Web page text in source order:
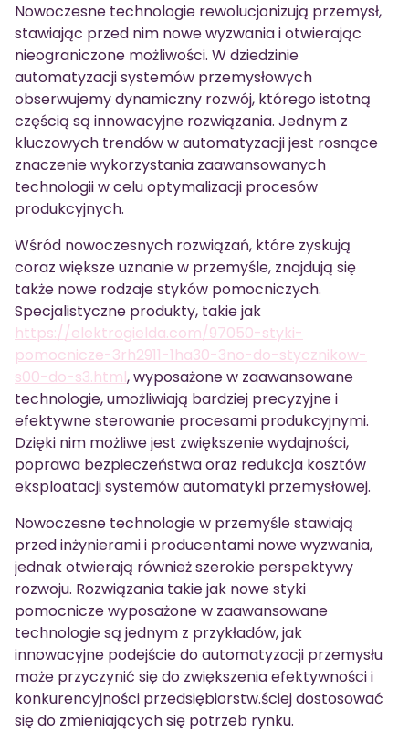
Nowoczesne technologie rewolucjonizują przemysł,
stawiając przed nim nowe wyzwania i otwierając
nieograniczone możliwości. W dziedzinie
automatyzacji systemów przemysłowych
obserwujemy dynamiczny rozwój, którego istotną
częścią są innowacyjne rozwiązania. Jednym z
kluczowych trendów w automatyzacji jest rosnące
znaczenie wykorzystania zaawansowanych
technologii w celu optymalizacji procesów
produkcyjnych.
Wśród nowoczesnych rozwiązań, które zyskują
coraz większe uznanie w przemyśle, znajdują się
także nowe rodzaje styków pomocniczych.
Specjalistyczne produkty, takie jak
https://elektrogielda.com/97050-styki-
pomocnicze-3rh2911-1ha30-3no-do-stycznikow-
s00-do-s3.html, wyposażone w zaawansowane
technologie, umożliwiają bardziej precyzyjne i
efektywne sterowanie procesami produkcyjnymi.
Dzięki nim możliwe jest zwiększenie wydajności,
poprawa bezpieczeństwa oraz redukcja kosztów
eksploatacji systemów automatyki przemysłowej.
Nowoczesne technologie w przemyśle stawiają
przed inżynierami i producentami nowe wyzwania,
jednak otwierają również szerokie perspektywy
rozwoju. Rozwiązania takie jak nowe styki
pomocnicze wyposażone w zaawansowane
technologie są jednym z przykładów, jak
innowacyjne podejście do automatyzacji przemysłu
może przyczynić się do zwiększenia efektywności i
konkurencyjności przedsiębiorstw.ściej dostosować
się do zmieniających się potrzeb rynku.